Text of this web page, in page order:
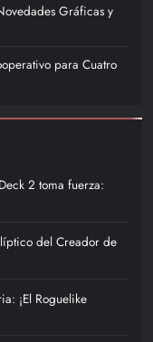
Gráficas y
para Cuatro
2 toma fuerza:
del Creador de
¡El Roguelike